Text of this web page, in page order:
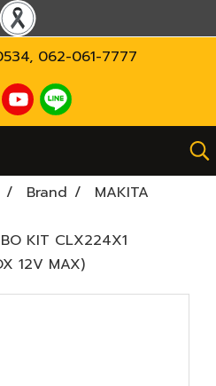
, 062-061-7777
Brand
MAKITA
KIT CLX224X1
12V MAX)